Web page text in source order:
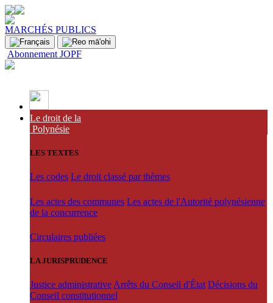
MARCHÉS PUBLICS
Abonnement JOPF
Le droit de la
Polynésie
LES TEXTES
Les codes Le droit classé par thèmes
Les actes des communes Les actes de l'Autorité polynésienne
de la concurrence
Circulaires publiées
LA JURISPRUDENCE
Justice administrative Arrêts du Conseil d'État Décisions du
Conseil constitutionnel